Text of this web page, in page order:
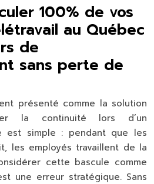
100% de vos
au Québec
de
sans perte de
présenté comme la solution
la continuité lors d’un
est simple : pendant que les
les employés travaillent de la
cette bascule comme
une erreur stratégique. Sans